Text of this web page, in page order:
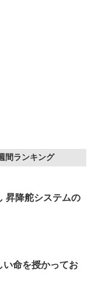
間ランキング
昇降舵システムの
い命を授かってお